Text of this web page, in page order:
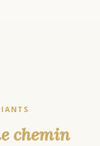
chemin